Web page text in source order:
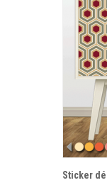
Sticker